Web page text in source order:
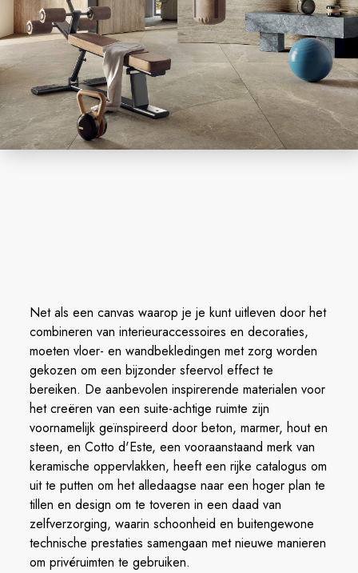
Net als een canvas waarop je je kunt uitleven door het
combineren van interieuraccessoires en decoraties,
moeten vloer- en wandbekledingen met zorg worden
gekozen om een bijzonder sfeervol effect te
bereiken. De aanbevolen inspirerende materialen voor
het creëren van een suite-achtige ruimte zijn
voornamelijk geïnspireerd door beton, marmer, hout en
steen, en Cotto d'Este, een vooraanstaand merk van
keramische oppervlakken, heeft een rijke catalogus om
uit te putten om het alledaagse naar een hoger plan te
tillen en design om te toveren in een daad van
zelfverzorging, waarin schoonheid en buitengewone
technische prestaties samengaan met nieuwe manieren
om privéruimten te gebruiken.